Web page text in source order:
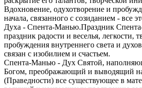
Вдохновение, одухотворение и
начала, связанного с созиданием - все
Духа - Спента-Манью.Праздник
праздник радости и веселья, легкости,
пробуждения внутреннего света и
связан с изобилием и счастьем.
Спента-Манью - Дух Святой,
Богом, преображающий и выводящий
(Праведности) все существующее в